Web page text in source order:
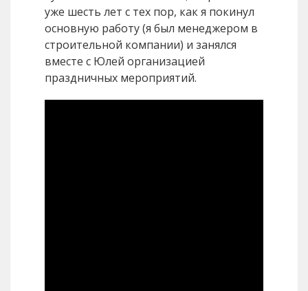
уже шесть лет с тех пор, как я покинул
основную работу (я был менеджером в
строительной компании) и занялся
вместе с Юлей организацией
праздничных мероприятий.